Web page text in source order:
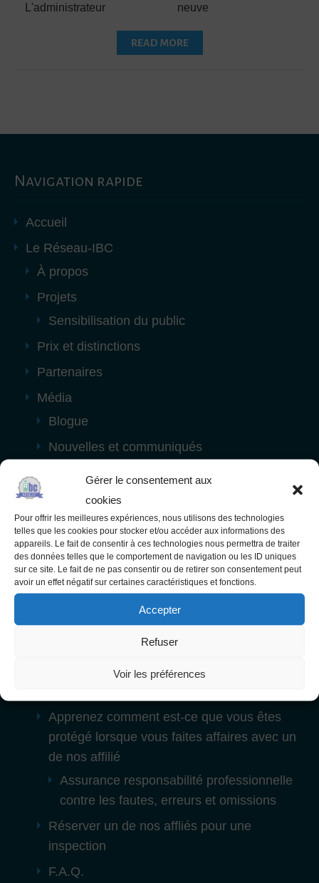
Gérer le consentement aux
cookies
Pour offrir les meilleures expériences, nous utilisons des technologies
telles que les cookies pour stocker et/ou accéder aux informations des
appareils. Le fait de consentir à ces technologies nous permettra de traiter
des données telles que le comportement de navigation ou les ID uniques
sur ce site. Le fait de ne pas consentir ou de retirer son consentement peut
avoir un effet négatif sur certaines caractéristiques et fonctions.
Accepter
Refuser
Voir les préférences
L'administrateur
neuve
READ MORE
Navigation rapide
Accueil
Le Réseau-IBC
À propos
Projets
Sensibilisation du public
Prix et distinctions
Partenaires
Média
Blogue
Nouvelles et communiqués
Services
Grand public
Apprenez comment nos affiliés peuvent vous
aider
À propos des services offerts par nos affiliés
Inspections préachat
Inspection préréception
Apprenez comment est-ce que vous êtes
protégé lorsque vous faites affaires avec un
de nos affilié
Assurance responsabilité professionnelle
contre les fautes, erreurs et omissions
Réserver un de nos affliés pour une
inspection
F.A.Q.